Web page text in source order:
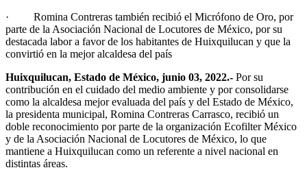
· Romina Contreras también recibió el Micrófono de Oro, por
parte de la Asociación Nacional de Locutores de México, por su
destacada labor a favor de los habitantes de Huixquilucan y que la
convirtió en la mejor alcaldesa del país
Huixquilucan, Estado de México, junio 03, 2022.- Por su
contribución en el cuidado del medio ambiente y por consolidarse
como la alcaldesa mejor evaluada del país y del Estado de México,
la presidenta municipal, Romina Contreras Carrasco, recibió un
doble reconocimiento por parte de la organización Ecofilter México
y de la Asociación Nacional de Locutores de México, lo que
mantiene a Huixquilucan como un referente a nivel nacional en
distintas áreas.